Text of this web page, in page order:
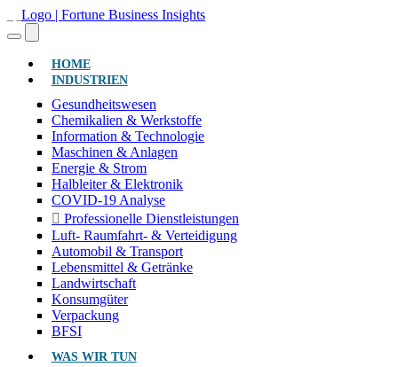
HOME(AKTUELL)
INDUSTRIEN
Gesundheitswesen
Chemikalien & Werkstoffe
Information & Technologie
Maschinen & Anlagen
Energie & Strom
Halbleiter & Elektronik
COVID-19 Analyse
Professionelle Dienstleistungen
Luft- Raumfahrt- & Verteidigung
Automobil & Transport
Lebensmittel & Getränke
Landwirtschaft
Konsumgüter
Verpackung
BFSI
WAS WIR TUN